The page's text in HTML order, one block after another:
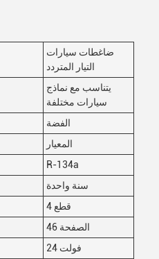
ضاغطات سيارات
التيار المتردد
يتناسب مع نماذج
سيارات مختلفة
الفضة
المعيار
R-134a
سنة واحدة
4 قطع
الصفحة 46
24 فولت